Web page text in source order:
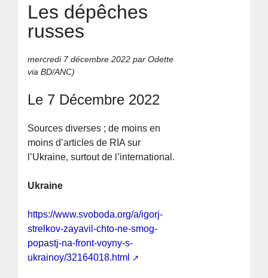
Les dépêches
russes
mercredi 7 décembre 2022 par Odette
via BD/ANC)
Le 7 Décembre 2022
Sources diverses ; de moins en
moins d’articles de RIA sur
l’Ukraine, surtout de l’international.
Ukraine
https://www.svoboda.org/a/igorj-
strelkov-zayavil-chto-ne-smog-
popastj-na-front-voyny-s-
ukrainoy/32164018.html